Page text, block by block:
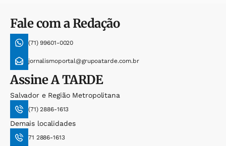
Fale com a Redação
(71) 99601-0020
jornalismoportal@grupoatarde.com.br
AssineA TARDE
Salvador e Região Metropolitana
(71) 2886-1613
Demais localidades
71 2886-1613